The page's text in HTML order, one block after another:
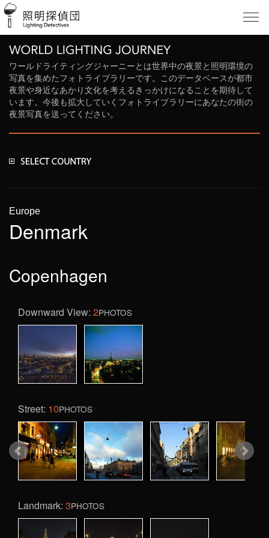
ワールドライティングジャーニーとは世界中の夜景と照明環境の
写真を集めたフォトライブラリーです。このデータベースが都市
夜景や身近なあかり文化を考えるきっかけになることを期待して
います。今後も拡大していくフォトライブラリーにあなたの街の
夜景写真を送ってください。
Europe
Denmark
Copenhagen
Downward View: 2PHOTOS
Street: 10PHOTOS
Landmark: 3PHOTOS